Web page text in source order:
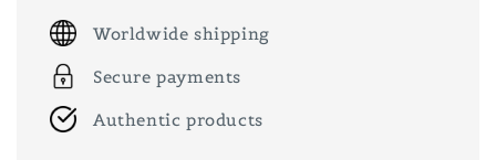
price
Worldwide shipping
Secure payments
Authentic products